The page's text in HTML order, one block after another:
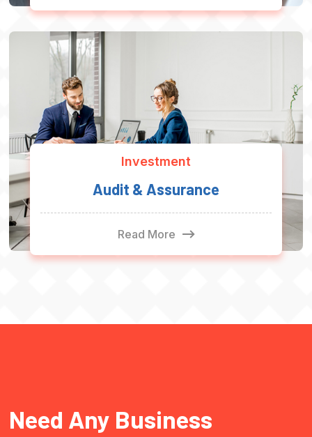
Investment
Audit & Assurance
Read More
Need Any Business